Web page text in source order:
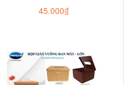
45.000₫